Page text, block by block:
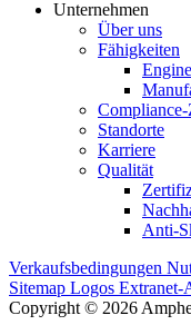
Unternehmen
Über uns
Fähigkeiten
Standorte
Karriere
Qualität
Anti-
Verkaufsbedingungen
Sitemap Logos Extranet-
Copyright © 2026